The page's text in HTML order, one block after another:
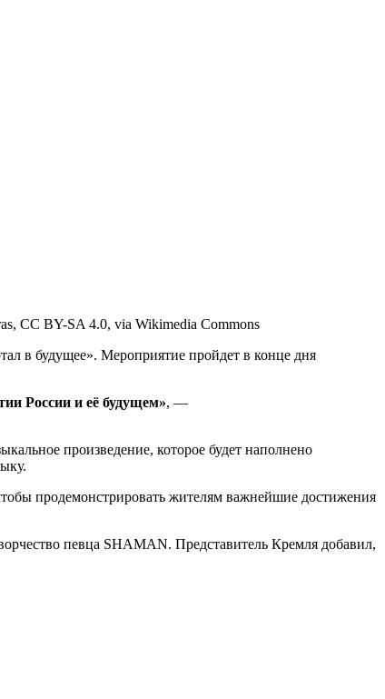
CC BY-SA 4.0, via Wikimedia Commons
в будущее». Мероприятие пройдет в конце дня
России и её будущем», —
произведение, которое будет наполнено
продемонстрировать жителям важнейшие достижения
певца SHAMAN. Представитель Кремля добавил,